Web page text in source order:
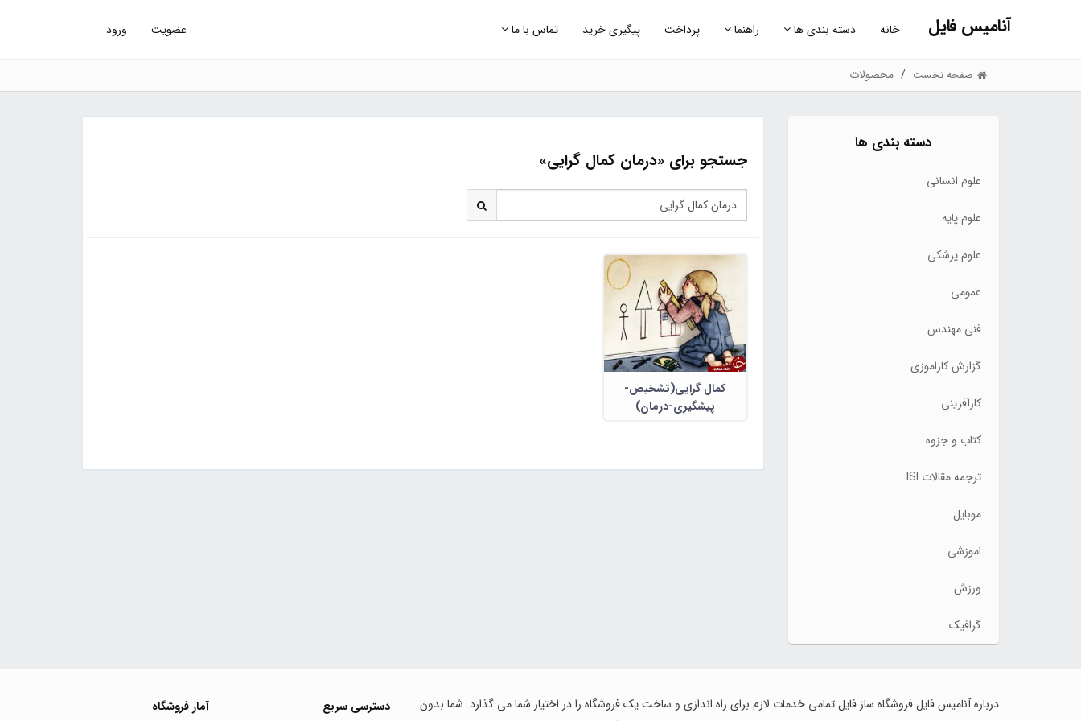
آنامیس فایل خانه دسته بندی ها راهنما پرداخت پیگیری خرید تماس با ما عضویت ورود
صفحه نخست محصولات
دسته بندی ها
علوم انسانی
علوم پایه
علوم پزشکی
عمومی
فنی مهندس
گزارش کاراموزی
کارآفرینی
کتاب و جزوه
ترجمه مقالات ISI
موبایل
اموزشی
ورزش
گرافیک
جستجو برای «درمان کمال گرایی»
کمال گرایی(تشخیص-
پیشگیری-درمان)
درباره آنامیس فایل فروشگاه ساز فایل تمامی خدمات لازم برای راه اندازی و ساخت یک فروشگاه را در اختیار شما می گذارد. شما بدون
دسترسی سریع آمار فروشگاه